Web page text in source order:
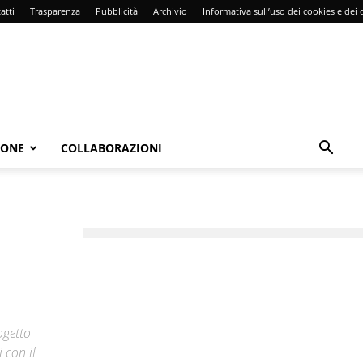
Trasparenza Pubblicità Archivio Informativa sull’uso dei cookies e dei
COLLABORAZIONI
con il